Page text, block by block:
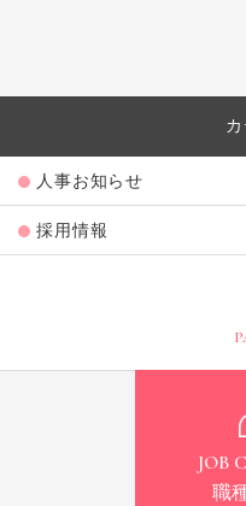
人事お知らせ
採用情報
JOB
職